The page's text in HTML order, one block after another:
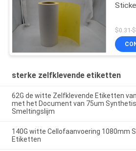
$0.31-
sterke zelfklevende etiketten
62G de witte Zelfklevende Etiketten
met het Document van 75um
Smeltingslijm
140G witte Cellofaanvoering 1080mm
Etiketten